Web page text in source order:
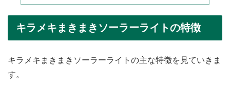
キラメキまきまきソーラーライトの特徴
キラメキまきまきソーラーライトの主な特徴を見ていきま
す。